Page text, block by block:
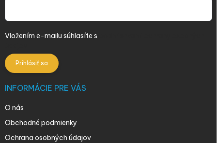
Vložením e-mailu súhlasíte s
Prihlásiť sa
INFORMÁCIE PRE VÁS
O nás
Obchodné podmienky
Ochrana osobných údajov